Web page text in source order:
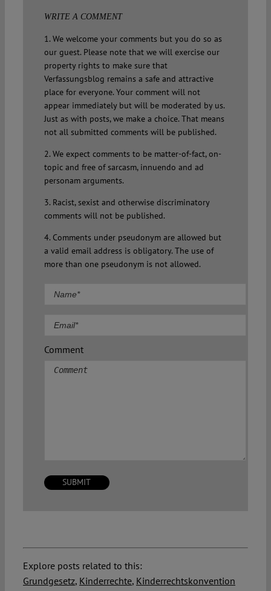
WRITE A COMMENT
1. We welcome your comments but you do so as
our guest. Please note that we will exercise our
property rights to make sure that
Verfassungsblog remains a safe and attractive
place for everyone. Your comment will not
appear immediately but will be moderated by us.
Just as with posts, we make a choice. That means
not all submitted comments will be published.
2. We expect comments to be matter-of-fact, on-
topic and free of sarcasm, innuendo and ad
personam arguments.
3. Racist, sexist and otherwise discriminatory
comments will not be published.
4. Comments under pseudonym are allowed but
a valid email address is obligatory. The use of
more than one pseudonym is not allowed.
Comment
Explore posts related to this:
Grundgesetz, Kinderrechte, Kinderrechtskonvention